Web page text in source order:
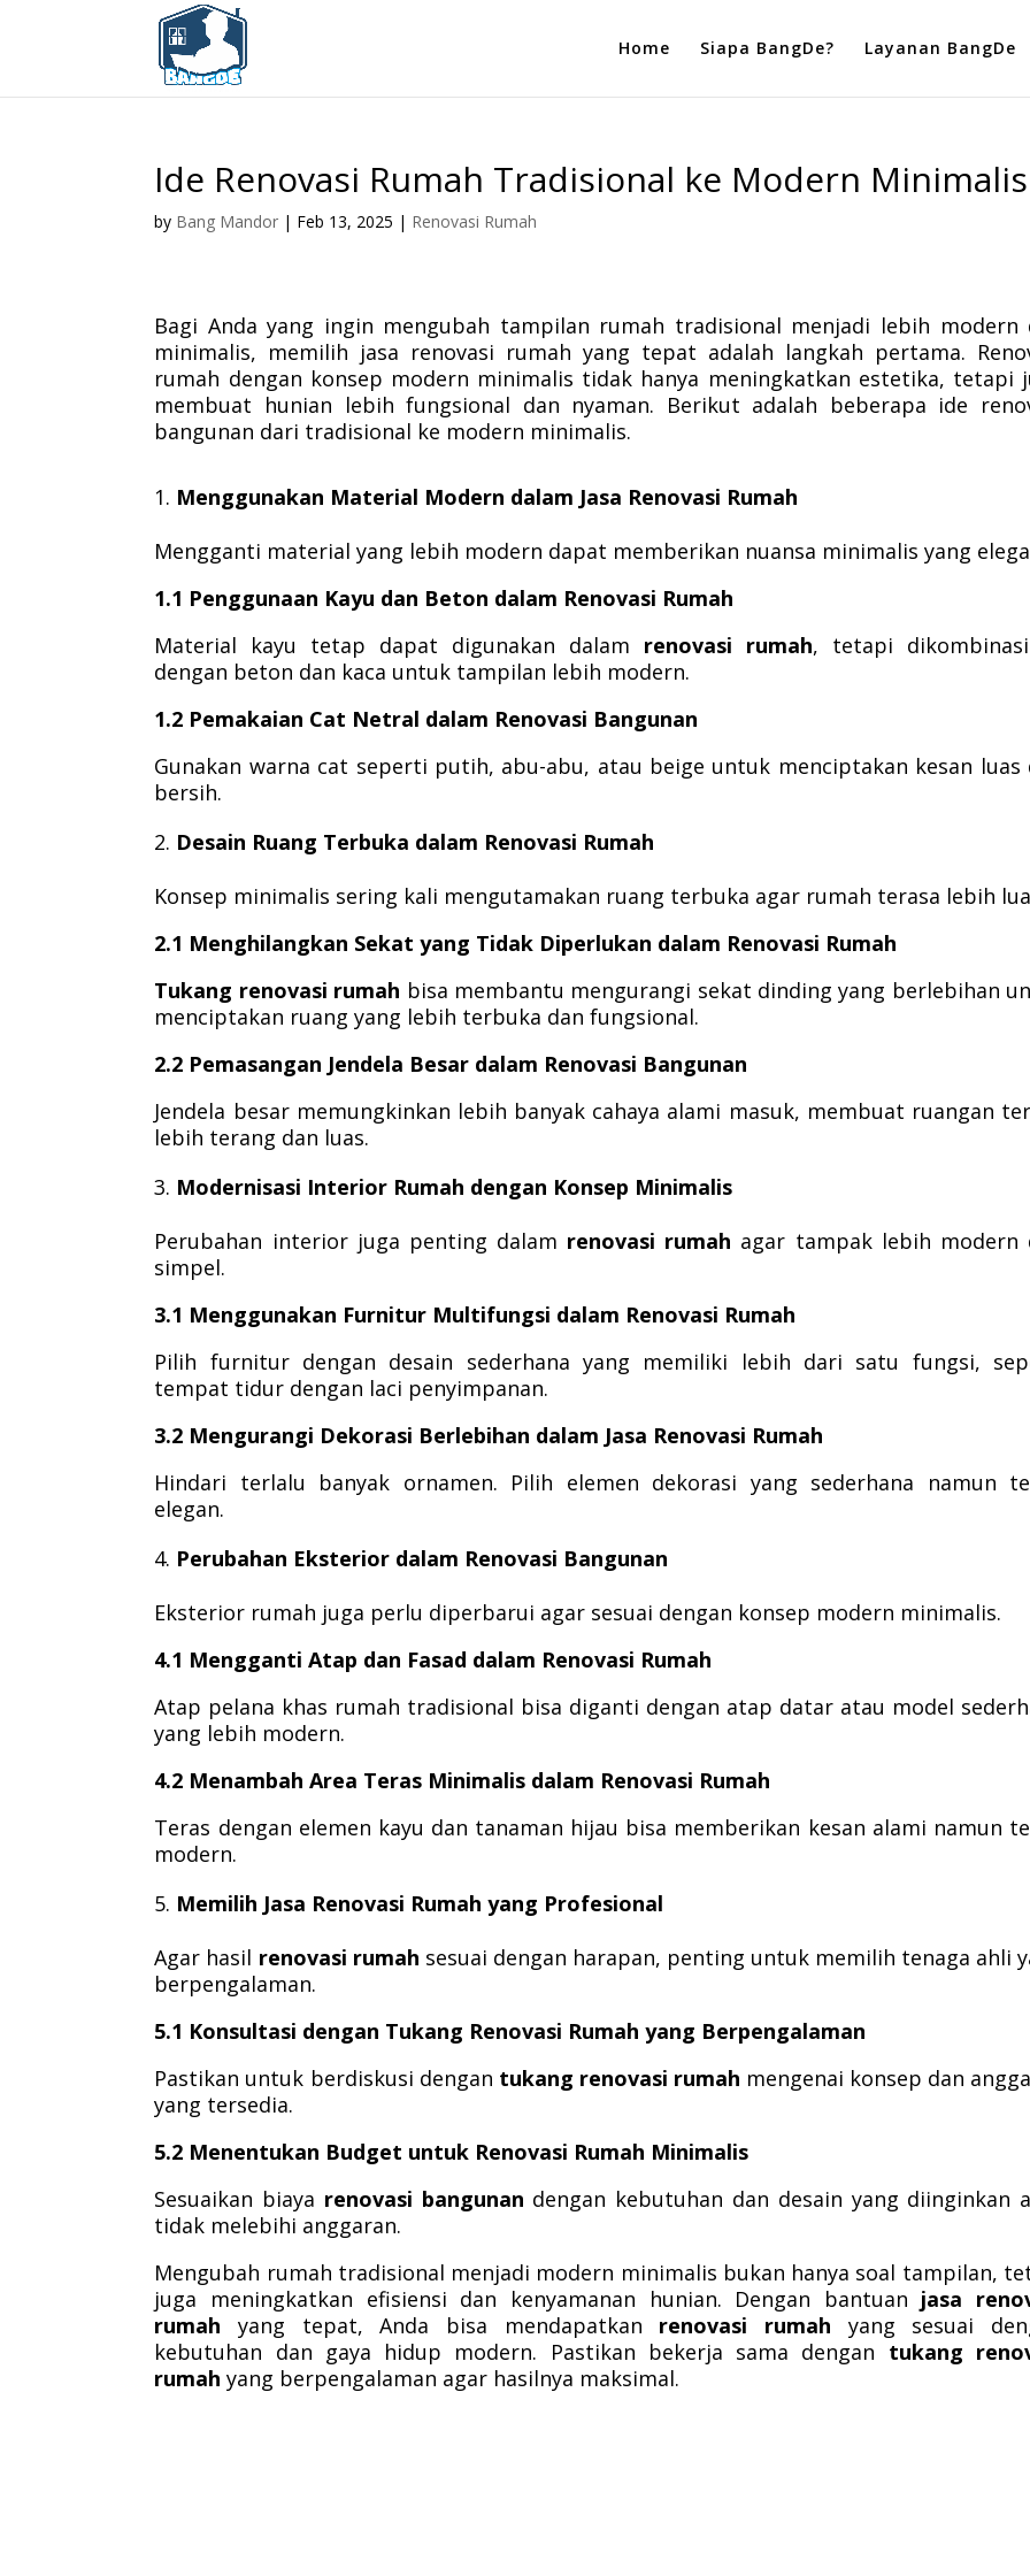
Home Siapa BangDe? Layanan BangDe
Ide Renovasi Rumah Tradisional ke Modern Minimalis
by Bang Mandor | Feb 13, 2025 | Renovasi Rumah
Bagi Anda yang ingin mengubah tampilan rumah tradisional menjadi lebih modern
minimalis, memilih jasa renovasi rumah yang tepat adalah langkah pertama.
rumah dengan konsep modern minimalis tidak hanya meningkatkan estetika, tetapi
membuat hunian lebih fungsional dan nyaman. Berikut adalah beberapa ide
bangunan dari tradisional ke modern minimalis.
Menggunakan Material Modern dalam Jasa Renovasi Rumah
Mengganti material yang lebih modern dapat memberikan nuansa minimalis yang
1.1 Penggunaan Kayu dan Beton dalam Renovasi Rumah
Material kayu tetap dapat digunakan dalam renovasi rumah, tetapi
dengan beton dan kaca untuk tampilan lebih modern.
1.2 Pemakaian Cat Netral dalam Renovasi Bangunan
Gunakan warna cat seperti putih, abu-abu, atau beige untuk menciptakan kesan luas
bersih.
Desain Ruang Terbuka dalam Renovasi Rumah
Konsep minimalis sering kali mengutamakan ruang terbuka agar rumah terasa lebih
2.1 Menghilangkan Sekat yang Tidak Diperlukan dalam Renovasi Rumah
Tukang renovasi rumah bisa membantu mengurangi sekat dinding yang berlebihan
menciptakan ruang yang lebih terbuka dan fungsional.
2.2 Pemasangan Jendela Besar dalam Renovasi Bangunan
Jendela besar memungkinkan lebih banyak cahaya alami masuk, membuat ruangan
lebih terang dan luas.
Modernisasi Interior Rumah dengan Konsep Minimalis
Perubahan interior juga penting dalam renovasi rumah agar tampak lebih modern
simpel.
3.1 Menggunakan Furnitur Multifungsi dalam Renovasi Rumah
Pilih furnitur dengan desain sederhana yang memiliki lebih dari satu fungsi,
tempat tidur dengan laci penyimpanan.
3.2 Mengurangi Dekorasi Berlebihan dalam Jasa Renovasi Rumah
Hindari terlalu banyak ornamen. Pilih elemen dekorasi yang sederhana namun
elegan.
Perubahan Eksterior dalam Renovasi Bangunan
Eksterior rumah juga perlu diperbarui agar sesuai dengan konsep modern minimalis.
4.1 Mengganti Atap dan Fasad dalam Renovasi Rumah
Atap pelana khas rumah tradisional bisa diganti dengan atap datar atau model
yang lebih modern.
4.2 Menambah Area Teras Minimalis dalam Renovasi Rumah
Teras dengan elemen kayu dan tanaman hijau bisa memberikan kesan alami namun
modern.
Memilih Jasa Renovasi Rumah yang Profesional
Agar hasil renovasi rumah sesuai dengan harapan, penting untuk memilih tenaga ahli
berpengalaman.
5.1 Konsultasi dengan Tukang Renovasi Rumah yang Berpengalaman
Pastikan untuk berdiskusi dengan tukang renovasi rumah mengenai konsep dan
yang tersedia.
5.2 Menentukan Budget untuk Renovasi Rumah Minimalis
Sesuaikan biaya renovasi bangunan dengan kebutuhan dan desain yang diinginkan
tidak melebihi anggaran.
Mengubah rumah tradisional menjadi modern minimalis bukan hanya soal tampilan,
juga meningkatkan efisiensi dan kenyamanan hunian. Dengan bantuan jasa
rumah yang tepat, Anda bisa mendapatkan renovasi rumah yang sesuai
kebutuhan dan gaya hidup modern. Pastikan bekerja sama dengan tukang
rumah yang berpengalaman agar hasilnya maksimal.